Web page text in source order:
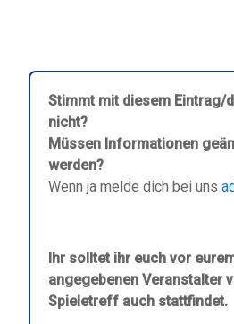
Stimmt mit diesem Eintrag/
nicht?
Müssen Informationen
werden?
Wenn ja melde dich bei uns
Ihr solltet ihr euch vor
angegebenen Veranstalter
Spieletreff auch stattfindet.